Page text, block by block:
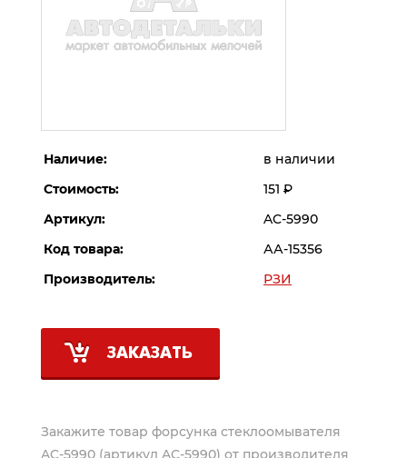
Наличие:
в наличии
Стоимость:
151 Р
Артикул:
AC-5990
Код товара:
АА-15356
Производитель:
РЗИ
ЗАКАЗАТЬ
Закажите товар форсунка стеклоомывателя
AC-5990 (артикул AC-5990) от производителя